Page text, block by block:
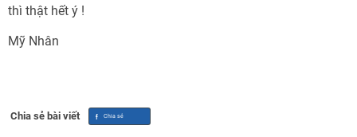
thì thật hết ý !
Mỹ Nhân
Chia sẻ bài viết